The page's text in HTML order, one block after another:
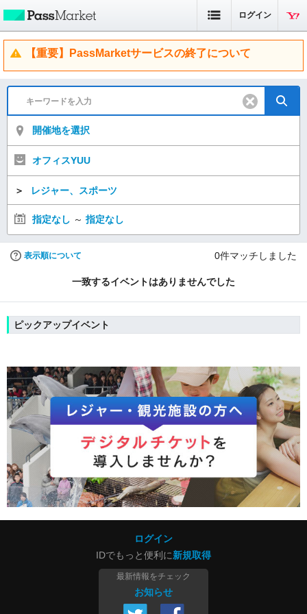
ログイン
【重要】PassMarketサービスの終了について
開催地を選択
オフィスYUU
＞ レジャー、スポーツ
指定なし ～ 指定なし
表示順について 0件マッチしました
一致するイベントはありませんでした
ピックアップイベント
ログイン
IDでもっと便利に新規取得
最新情報をチェック
お知らせ